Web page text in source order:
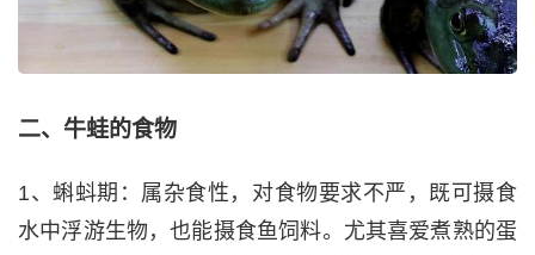
二、牛蛙的食物
1、蝌蚪期：属杂食性，对食物要求不严，既可摄食
水中浮游生物，也能摄食鱼饲料。尤其喜爱煮熟的蛋